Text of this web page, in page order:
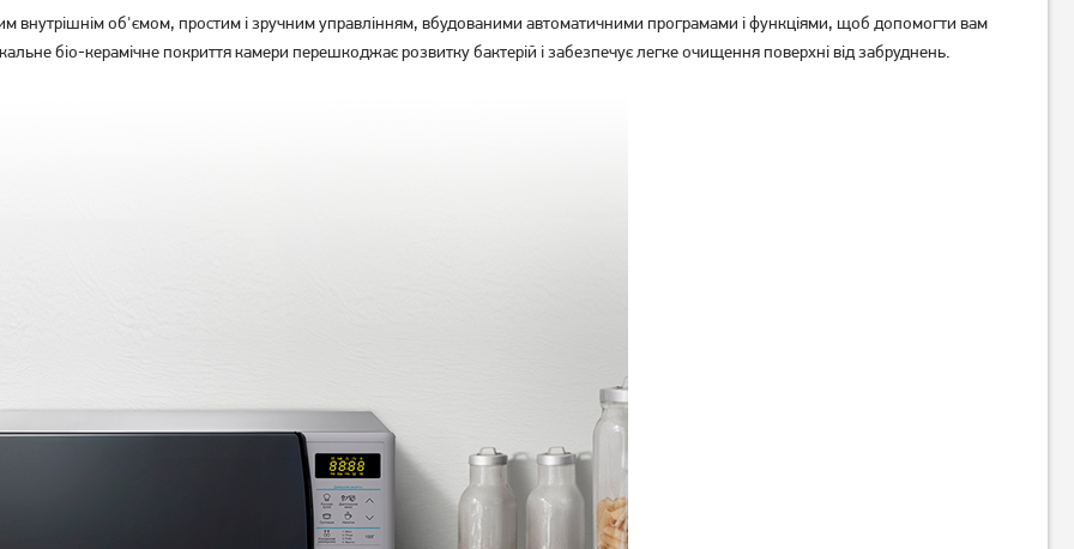
Мікрохвильова піч Whirlpool
MWP101SB
Мікрохвильова піч LG
MS2042DARB 700Вт
внутрішнім об'ємом, простим і зручним управлінням, вбудованими автоматичними програмами і функціями, щоб допомогти вам
біо-керамічне покриття камери перешкоджає розвитку бактерій і забезпечує легке очищення поверхні від забруднень.